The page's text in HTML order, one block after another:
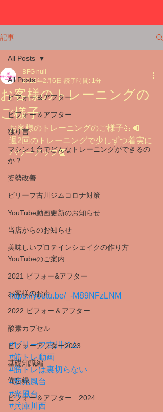
記事
All Posts
ビフォー＆アフター
ビフォー＆アフター
独り言
マシン１台でどんなトレーニングができるの
か？
姿勢改善
ビリーフ古川ジムコロナ対策
YouTube動画更新のお知らせ
当店からのお知らせ
美味しいプロテインシェイクの作り方
YouTubeのご案内
2021 ビフォー&アフター
お客様のお声
2022 ビフォー＆アフター
酸素カプセル
ビフォーアフター2023
基礎知識編
備忘録
ビフォー＆アフター 2024
All Posts
お客様のトレーニングの
ご様子
BFG null
2022年2月6日 読了時間: 1分
お客様のトレーニングのご様子💪🏽
週2回のトレーニングで少しずつ着実に
パワーアップ👏
https://youtu.be/_-M89NFzLNM
#ビリーフ古川ジム
#筋トレ動画
#筋トレは裏切らない
#新光風台
#光風台
#兵庫川西